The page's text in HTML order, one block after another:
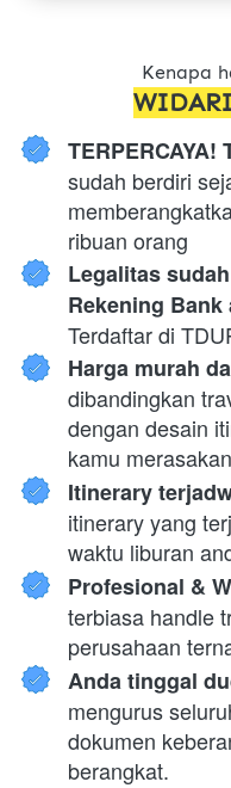
Kenapa
sudah berdiri
ribuan orang
Legalitas
Rekening Bank
Terdaftar di
dibandingkan
dengan desain
kamu
Itinerary
itinerary yang
waktu liburan
Profesional &
terbiasa handle
perusahaan
Anda tinggal
mengurus
dokumen
berangkat.